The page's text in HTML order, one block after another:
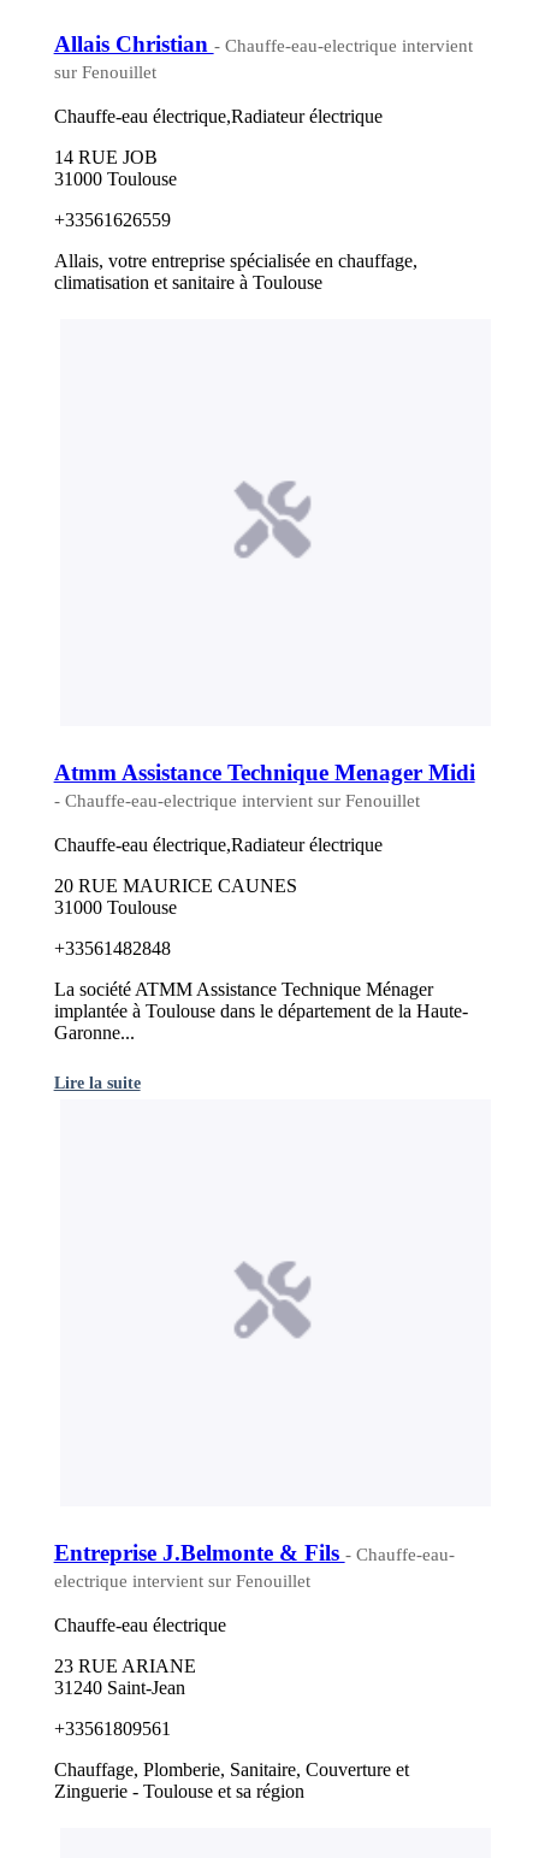
Allais Christian - Chauffe-eau-electrique intervient
sur Fenouillet
Chauffe-eau électrique,Radiateur électrique
14 RUE JOB
31000 Toulouse
+33561626559
Allais, votre entreprise spécialisée en chauffage,
climatisation et sanitaire à Toulouse
Atmm Assistance Technique Menager Midi
- Chauffe-eau-electrique intervient sur Fenouillet
Chauffe-eau électrique,Radiateur électrique
20 RUE MAURICE CAUNES
31000 Toulouse
+33561482848
La société ATMM Assistance Technique Ménager
implantée à Toulouse dans le département de la Haute-
Garonne...
Lire la suite
Entreprise J.Belmonte & Fils - Chauffe-eau-
electrique intervient sur Fenouillet
Chauffe-eau électrique
23 RUE ARIANE
31240 Saint-Jean
+33561809561
Chauffage, Plomberie, Sanitaire, Couverture et
Zinguerie - Toulouse et sa région